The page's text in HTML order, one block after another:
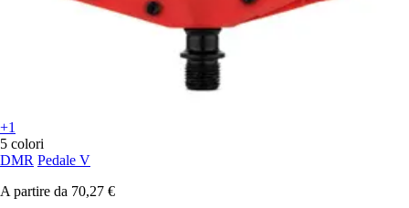
+1
5 colori
DMR Pedale V
A partire da 70,27 €